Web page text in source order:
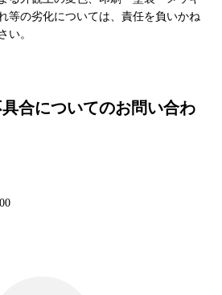
等の劣化については、責任を負いかね
い。
合についてのお問い合わ